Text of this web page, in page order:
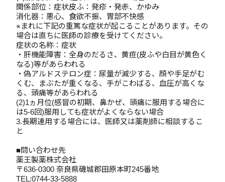
関係部位：症状皮ふ：発疹・発赤、かゆみ
消化器：悪心、食欲不振、胃部不快感
※まれに下記の重篤な症状が起こることがあります。その
場合は直ちに医師の診療を受けてください。
症状の名称：症状
・肝機能障害：全身のだるさ、黄疸(皮ふや白目が黄色く
なる)等があらわれる
・偽アルドステロン症：尿量が減少する、顔や手足がむ
くむ、まぶたが重くなる、手がこわばる、血圧が高くな
る、頭痛等があらわれる
(2)1ヵ月位(感冒の初期、鼻かぜ、頭痛に服用する場合に
は5-6回)服用しても症状がよくならない場合
3.長期連用する場合には、医師又は薬剤師に相談するこ
と
■問い合わせ先
薬王製薬株式会社
〒636-0300 奈良県磯城郡田原本町245番地
TEL:0744-33-5888